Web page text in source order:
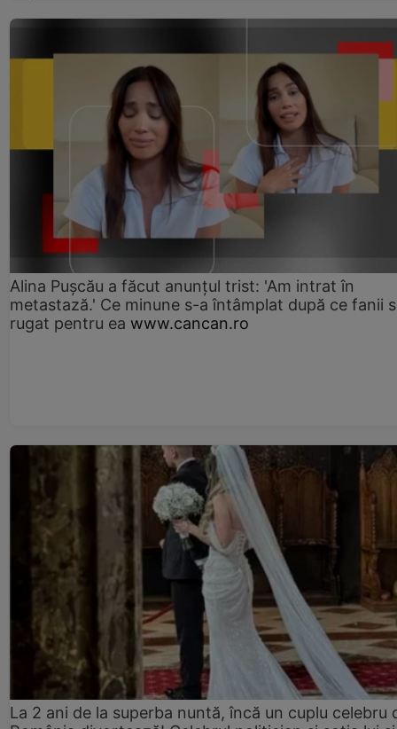
Alina Pușcău a făcut anunțul trist: 'Am intrat în
metastază.' Ce minune s-a întâmplat după ce fanii
rugat pentru ea www.cancan.ro
La 2 ani de la superba nuntă, încă un cuplu celebru